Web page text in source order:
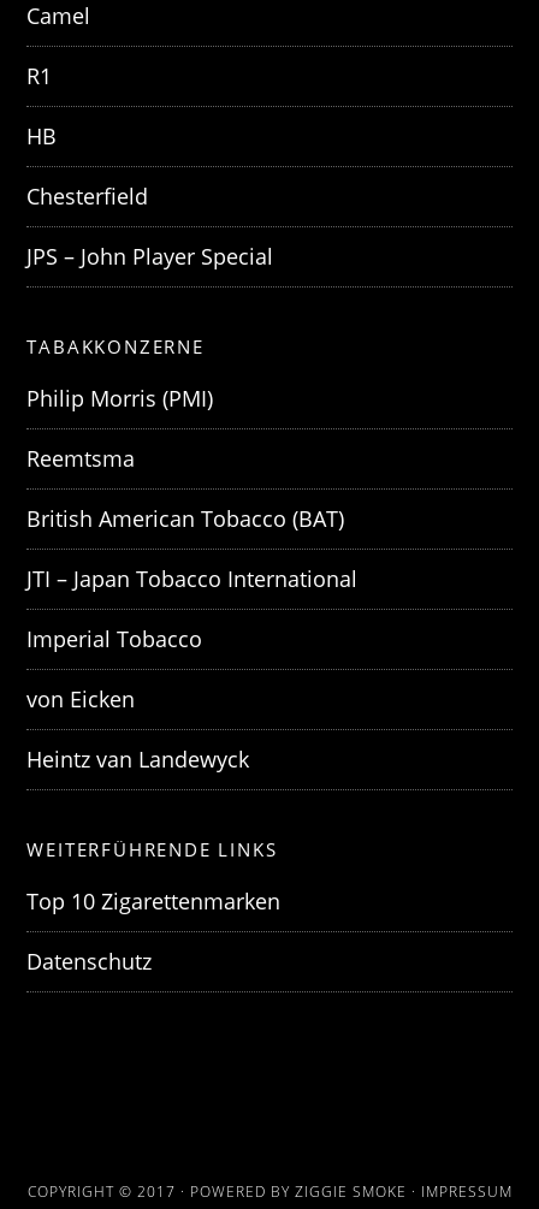
Camel
R1
HB
Chesterfield
JPS – John Player Special
TABAKKONZERNE
Philip Morris (PMI)
Reemtsma
British American Tobacco (BAT)
JTI – Japan Tobacco International
Imperial Tobacco
von Eicken
Heintz van Landewyck
WEITERFÜHRENDE LINKS
Top 10 Zigarettenmarken
Datenschutz
COPYRIGHT © 2017 · POWERED BY ZIGGIE SMOKE · IMPRESSUM